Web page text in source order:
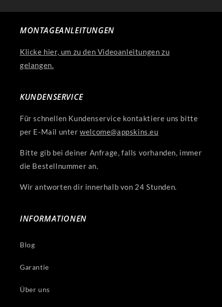
MONTAGEANLEITUNGEN
Klicke hier, um zu den Videoanleitungen zu
gelangen.
KUNDENSERVICE
Für schnellen Kundenservice kontaktiere uns bitte
per E-Mail unterwelcome@appskins.eu
Bitte gib bei deiner Anfrage, falls vorhanden, immer
die Bestellnummer an.
Wir antworten dir innerhalb von 24 Stunden.
INFORMATIONEN
Blog
Garantie
Über uns